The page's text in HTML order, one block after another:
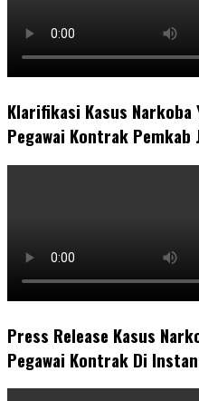
Klarifikasi Kasus Narkoba
Pegawai Kontrak Pemkab
Press Release Kasus
Pegawai Kontrak Di